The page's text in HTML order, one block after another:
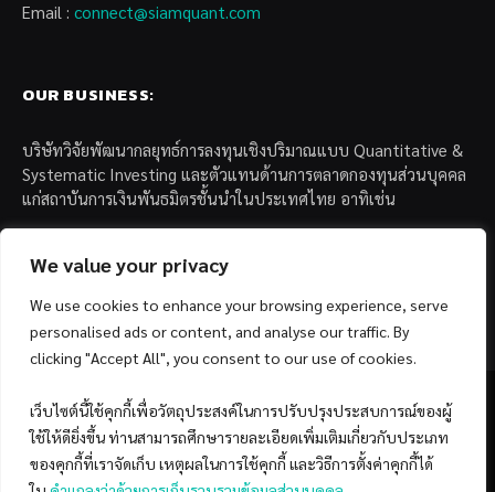
We value your privacy
We use cookies to enhance your browsing experience, serve
personalised ads or content, and analyse our traffic. By
clicking "Accept All", you consent to our use of cookies.
เว็บไซต์นี้ใช้คุกกี้เพื่อวัตถุประสงค์ในการปรับปรุงประสบการณ์ของผู้
ใช้ให้ดียิ่งขึ้น ท่านสามารถศึกษารายละเอียดเพิ่มเติมเกี่ยวกับประเภท
ของคุกกี้ที่เราจัดเก็บ เหตุผลในการใช้คุกกี้ และวิธีการตั้งค่าคุกกี้ได้
Email : connect@siamquant.com
OUR BUSINESS:
บริษัทวิจัยพัฒนากลยุทธ์การลงทุนเชิงปริมาณแบบ Quantitative &
Systematic Investing และตัวแทนด้านการตลาดกองทุนส่วนบุคคล
แก่สถาบันการเงินพันธมิตรชั้นนำในประเทศไทย อาทิเช่น
– บล. ฟิลลิป (ประเทศไทย) จำกัด (มหาชน)
– บล. บียอนด์ จำกัด (มหาชน)
FacebookYouTube